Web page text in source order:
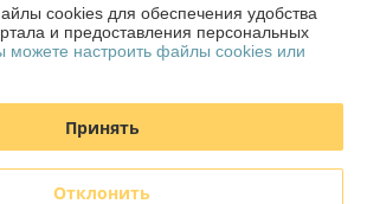
Deal.by
cookies для обеспечения удобства
и предоставления персональных
можете настроить файлы cookies или
Принять
Отклонить